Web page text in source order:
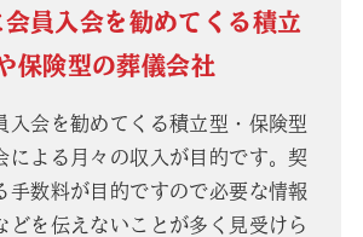
員入会を勧めてくる積立
保険型の葬儀会社
入会を勧めてくる積立型・保険型
による月々の収入が目的です。契
手数料が目的ですので必要な情報
どを伝えないことが多く見受けら